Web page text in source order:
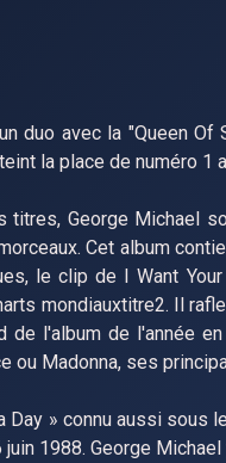
duo avec la "Queen Of
la place de numéro 1
George Michael
Cet album
le clip de I Want
mondiauxtitre2. Il
de l'album de l'année
Madonna, ses
» connu aussi sous
1988. George